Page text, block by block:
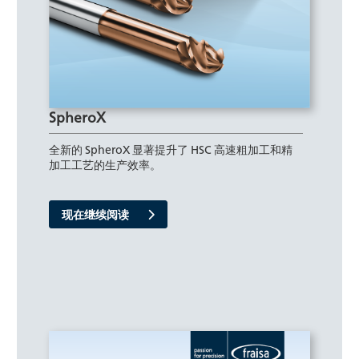
SpheroX
全新的 SpheroX 显著提升了 HSC 高速粗加工和精
加工工艺的生产效率。
现在继续阅读